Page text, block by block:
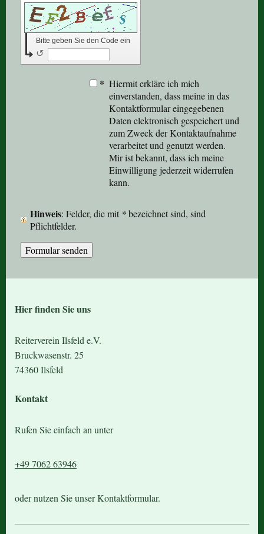
Bitte geben Sie den Code ein
↺
* Hiermit erkläre ich mich
einverstanden, dass meine in das
Kontaktformular eingegebenen
Daten elektronisch gespeichert und
zum Zweck der Kontaktaufnahme
verarbeitet und genutzt werden.
Mir ist bekannt, dass ich meine
Einwilligung jederzeit widerrufen
kann.
Hinweis : Felder, die mit *bezeichnet sind, sind
Pflichtfelder.
Hier finden Sie uns
Reiterverein Ilsfeld e.V.
Bruckwasenstr. 25
74360Ilsfeld
Kontakt
Rufen Sie einfach an unter
+49 7062 63946
oder nutzen Sie unser Kontaktformular.